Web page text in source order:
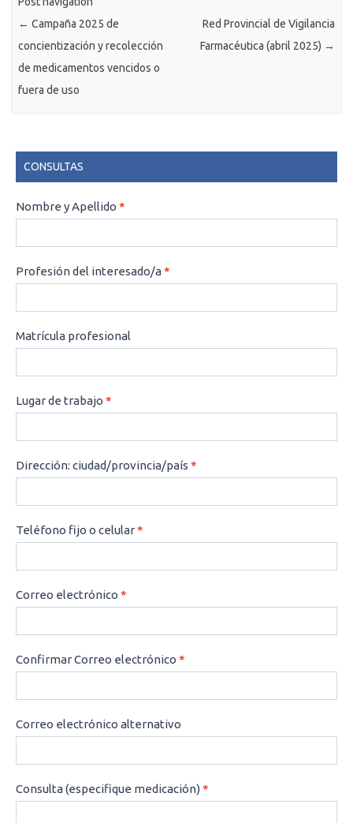
← Campaña 2025 de
concientización y recolección
de medicamentos vencidos o
fuera de uso
Red Provincial de Vigilancia
Farmacéutica (abril 2025) →
CONSULTAS
CONSULTAS
Nombre y Apellido *
Profesión del interesado/a*
Matrícula profesional
Lugar de trabajo *
Dirección: ciudad/provincia/país *
Teléfono fijo o celular*
Correo electrónico *
Confirmar Correo electrónico *
Correo electrónico alternativo
Consulta (especifique medicación)*